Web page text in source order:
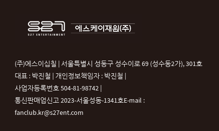
(주)에스이십칠 | 서울특별시 성동구 성수이로 69 (성수동2가), 301호
대표 : 박진철 | 개인정보책임자 : 박진철 |
사업자등록번호 504-81-98742 |
통신판매업신고 2023-서울성동-1341호E-mail :
fanclub.kr@s27ent.com